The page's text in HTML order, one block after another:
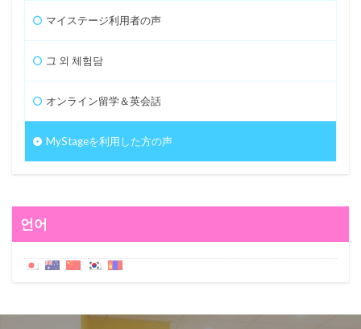
マイステージ利用者の声
그 외 체험담
オンライン留学＆英会話
MyStageを利用した方の声
언어